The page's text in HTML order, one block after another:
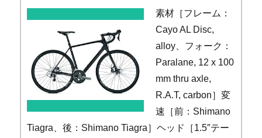
素材［フレーム：
Cayo AL Disc,
alloy、フォーク：
Paralane, 12 x 100
mm thru axle,
R.A.T, carbon］変
速［前：Shimano
Tiagra、後：Shimano Tiagra］ヘッド［1.5″テー